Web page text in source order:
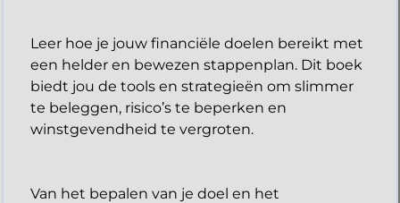
Leer hoe je jouw financiële doelen bereikt met
een helder en bewezen stappenplan. Dit boek
biedt jou de tools en strategieën om slimmer
te beleggen, risico’s te beperken en
winstgevendheid te vergroten.
Van het bepalen van je doel en het